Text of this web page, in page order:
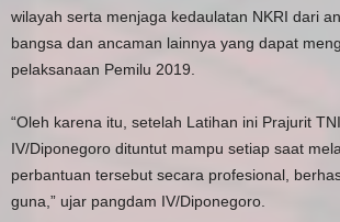
wilayah serta menjaga kedaulatan NKRI dari
bangsa dan ancaman lainnya yang dapat
pelaksanaan Pemilu 2019.
“Oleh karena itu, setelah Latihan ini Prajurit
IV/Diponegoro dituntut mampu setiap saat
perbantuan tersebut secara profesional,
guna,” ujar pangdam IV/Diponegoro.